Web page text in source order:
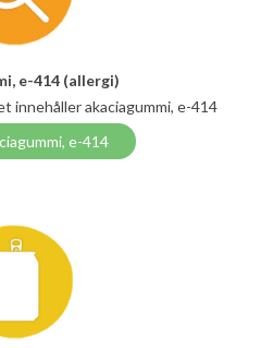
e-414 (allergi)
innehåller akaciagummi, e-414
e-414